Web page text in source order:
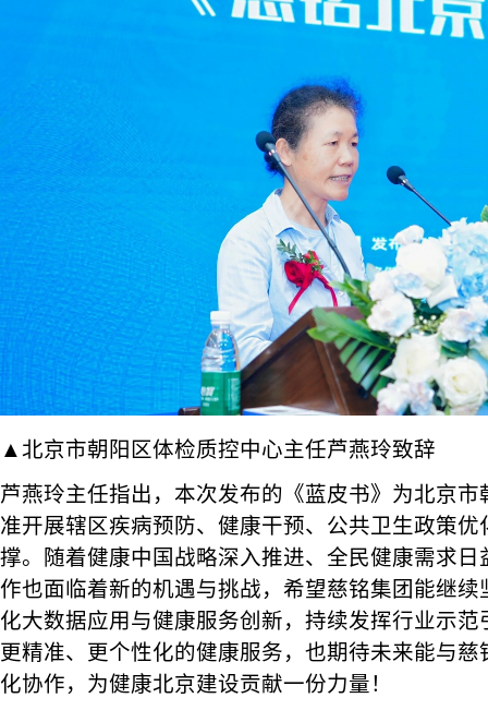
▲北京市朝阳区体检质控中心主任芦燕玲致辞
芦燕玲主任指出，本次发布的《蓝皮书》为北京
准开展辖区疾病预防、健康干预、公共卫生政策
撑。随着健康中国战略深入推进、全民健康需求
作也面临着新的机遇与挑战，希望慈铭集团能继
化大数据应用与健康服务创新，持续发挥行业示
更精准、更个性化的健康服务，也期待未来能与
化协作，为健康北京建设贡献一份力量！